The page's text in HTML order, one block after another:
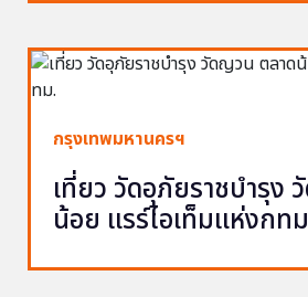
กรุงเทพมหานครฯ
เที่ยว วัดอุภัยราชบำรุง
น้อย แรร์ไอเท็มแห่งกท